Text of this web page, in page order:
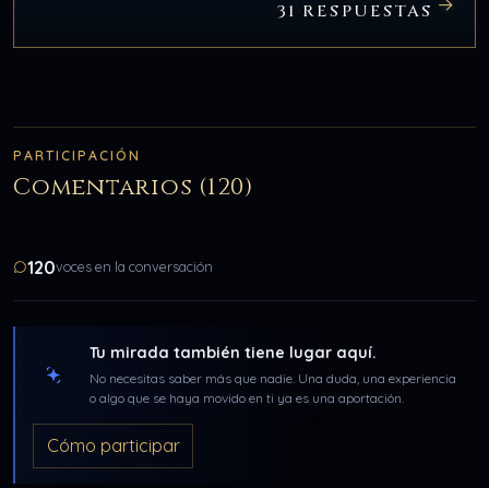
31 RESPUESTAS
PARTICIPACIÓN
Comentarios (120)
120voces en la conversación
Tu mirada también tiene lugar aquí.
No necesitas saber más que nadie. Una duda, una experiencia
o algo que se haya movido en ti ya es una aportación.
Cómo participar